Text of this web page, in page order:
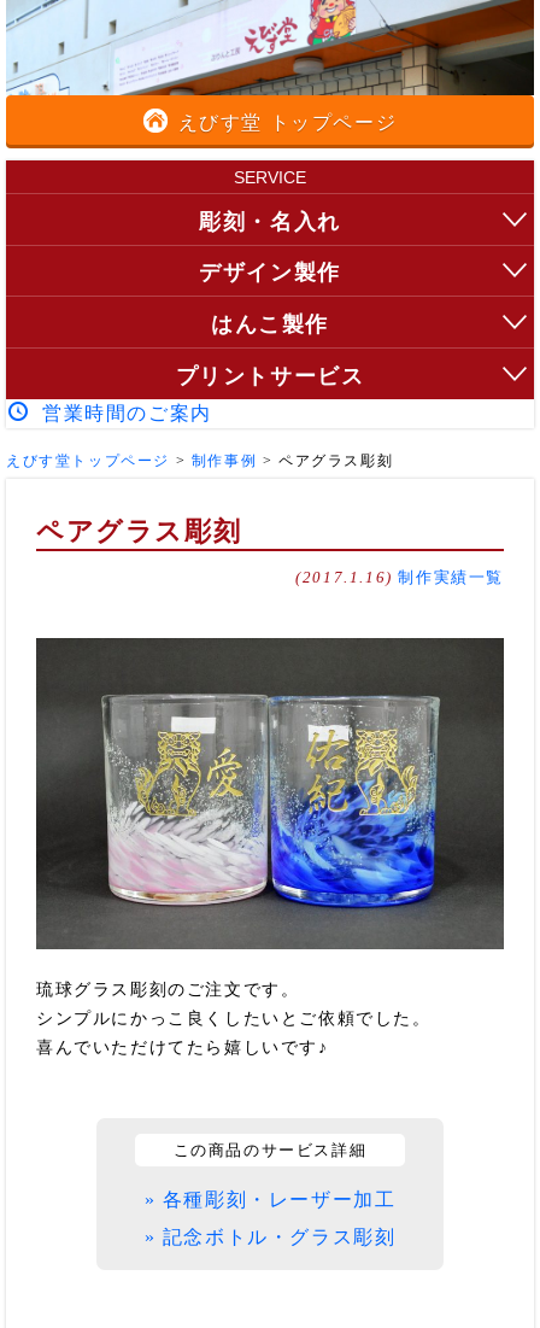
えびす堂 トップページ
SERVICE
彫刻・名入れ
デザイン製作
はんこ製作
プリントサービス
営業時間のご案内
えびす堂トップページ > 制作事例 >ペアグラス彫刻
ペアグラス彫刻
(2017.1.16) 制作実績一覧
琉球グラス彫刻のご注文です。
シンプルにかっこ良くしたいとご依頼でした。
喜んでいただけてたら嬉しいです♪
この商品のサービス詳細
» 各種彫刻・レーザー加工
» 記念ボトル・グラス彫刻